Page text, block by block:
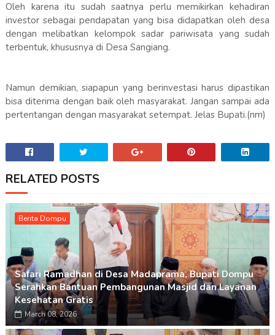
Oleh karena itu sudah saatnya perlu memikirkan kehadiran
investor sebagai pendapatan yang bisa didapatkan oleh desa
dengan melibatkan kelompok sadar pariwisata yang sudah
terbentuk, khususnya di Desa Sangiang.
Namun demikian, siapapun yang berinvestasi harus dipastikan
bisa diterima dengan baik oleh masyarakat. Jangan sampai ada
pertentangan dengan masyarakat setempat. Jelas Bupati.(nm)
RELATED POSTS
Berita Dompu
Safari Ramadhan di Desa Madaprama, Bupati Dompu
Serahkan Bantuan Pembangunan Masjid dan Layanan
Kesehatan Gratis
March 08, 2026